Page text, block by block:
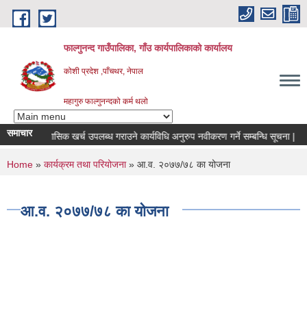
Skip to main content
फाल्गुनन्द गाउँपालिका, गाँउ कार्यपालिकाको कार्यालय
कोशी प्रदेश ,पाँचथर, नेपाल
महागुरु फाल्गुनन्दको कर्म थलो
समाचार मासिक खर्च उपलब्ध गराउने कार्यविधि अनुरुप नवीकरण गर्ने सम्बन्धि सूचना |
You are here
Home » कार्यक्रम तथा परियोजना» आ.व. २०७७/७८ का योजना
आ.व. २०७७/७८ का योजना